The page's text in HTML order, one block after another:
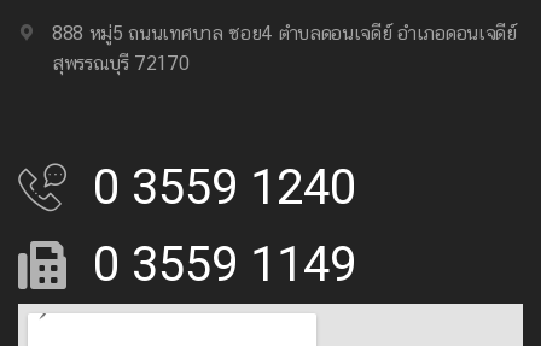
888 หมู่5 ถนนเทศบาล ซอย4 ตำบลดอนเจดีย์ อำเภอดอนเจดีย์
สุพรรณบุรี 72170
0 3559 1240
0 3559 1149